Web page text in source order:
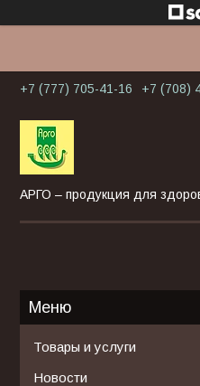
+7 (777) 705-41-16 +7 (708)
АРГО – продукция для
Товары и услуги
Новости